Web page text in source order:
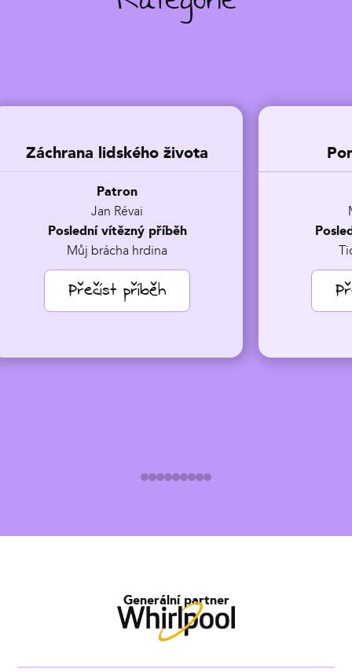
Pomoc pro duši
Poslední vítězný příběh
Ticho, které bolí
Přečíst příběh
Generální partner